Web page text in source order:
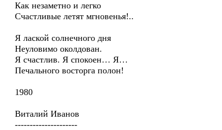
Как незаметно и легко
Счастливые летят мгновенья!..
Я лаской солнечного дня
Неуловимо околдован.
Я счастлив. Я спокоен… Я…
Печального восторга полон!
1980
Виталий Иванов
---------------------